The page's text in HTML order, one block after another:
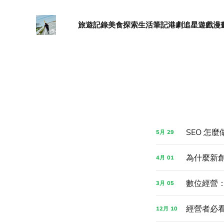
旅遊記錄美食探索生活筆記港劇追星遊戲漫
5月 29 SEO 怎麼
4月 01 為什麼新
3月 05 數位經營
12月 10 經營者必